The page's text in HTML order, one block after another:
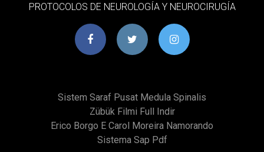
PROTOCOLOS DE NEUROLOGÍA Y NEUROCIRUGÍA
Sistem Saraf Pusat Medula Spinalis
Zübük Filmi Full Indir
Erico Borgo E Carol Moreira Namorando
Sistema Sap Pdf